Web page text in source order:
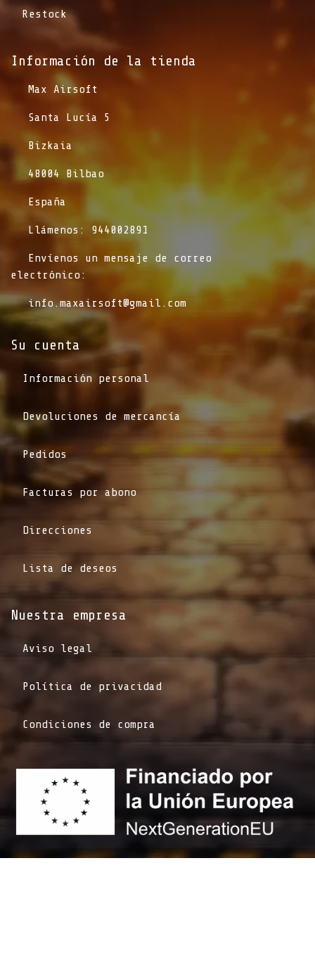
Restock
Información de la tienda​
​Max Airsoft
​Santa Lucía 5
​Bizkaia
​48004 Bilbao
​España
​Llámenos: 944002891
​Envíenos un mensaje de correo
electrónico:
info.maxairsoft@gmail.com
Su cuenta
Información personal
Devoluciones de mercancía
Pedidos
Facturas por abono
Direcciones
Lista de deseos
Nuestra empresa
Aviso legal
Política de privacidad
Condiciones de compra